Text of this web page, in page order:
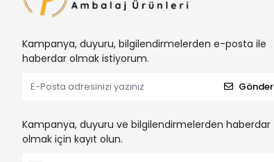
Kampanya, duyuru, bilgilendirmelerden e-posta ile
haberdar olmak istiyorum.
Gönder
Kampanya, duyuru ve bilgilendirmelerden haberdar
olmak için kayıt olun.